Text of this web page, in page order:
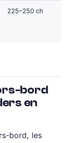
225–250 ch
bord
en
bord, les